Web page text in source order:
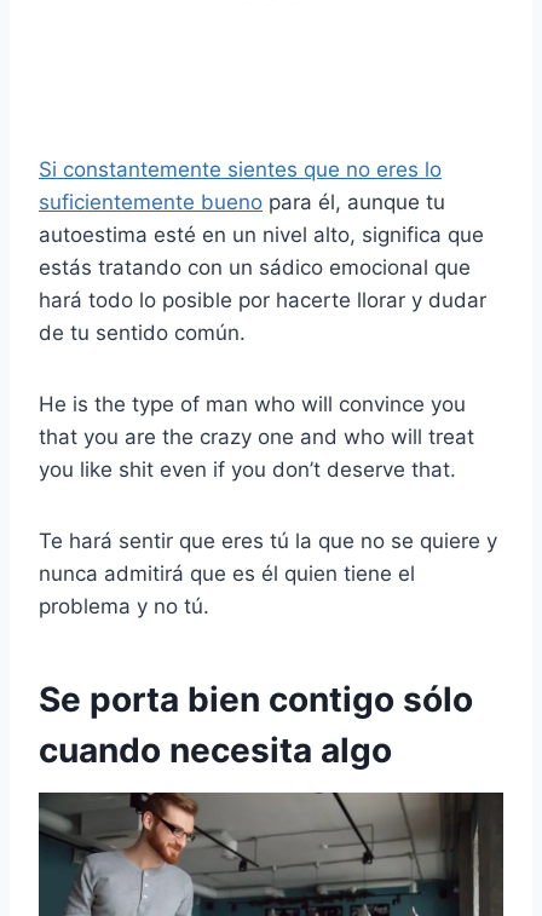
Si constantemente sientes que no eres lo
suficientemente bueno para él, aunque tu
autoestima esté en un nivel alto, significa que
estás tratando con un sádico emocional que
hará todo lo posible por hacerte llorar y dudar
de tu sentido común.
He is the type of man who will convince you
that you are the crazy one and who will treat
you like shit even if you don’t deserve that.
Te hará sentir que eres tú la que no se quiere y
nunca admitirá que es él quien tiene el
problema y no tú.
Se porta bien contigo sólo
cuando necesita algo